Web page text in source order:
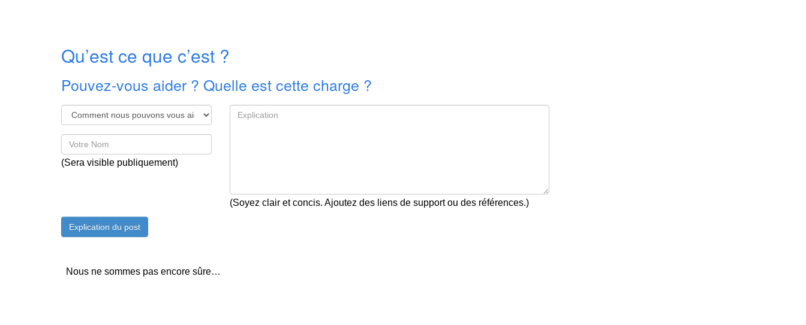
Qu’est ce que c’est ?
Pouvez-vous aider ? Quelle est cette charge ?
(Sera visible publiquement)
(Soyez clair et concis. Ajoutez des liens de support ou des références.)
Nous ne sommes pas encore sûre…